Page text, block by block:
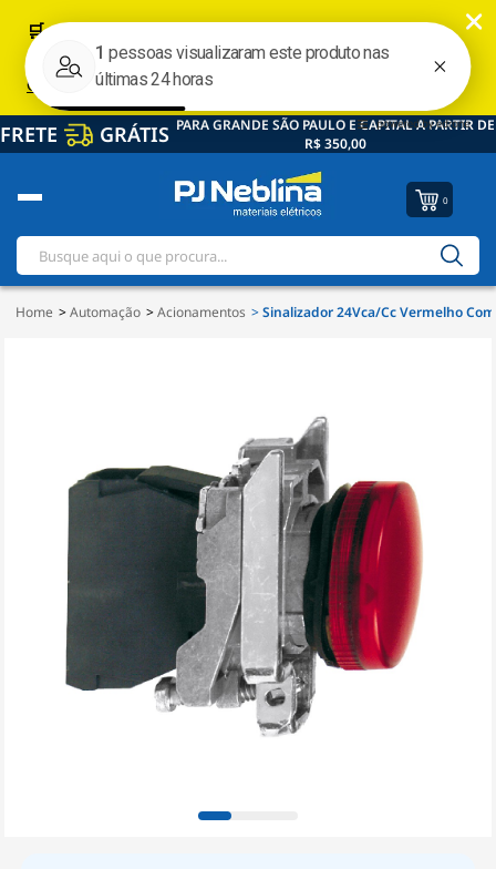
FRETE GRÁTIS PARA GRANDE SÃO PAULO E CAPITAL A PARTIR DE
R$ 350,00
0
Home Automação Acionamentos Sinalizador 24Vca/Cc Vermelho